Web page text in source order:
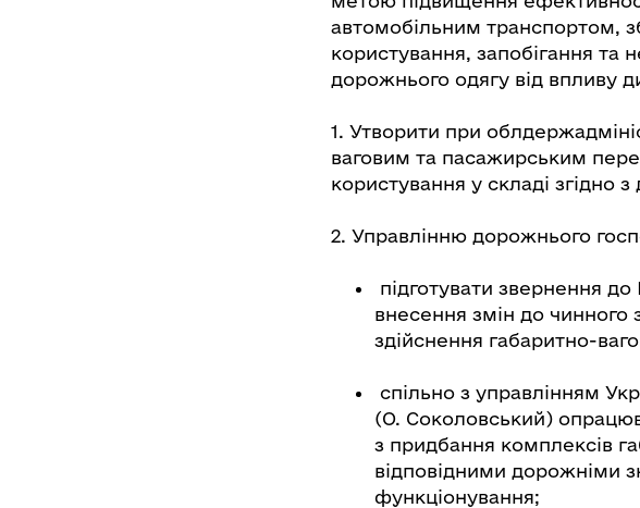
автомобільним транспортом,
користування, запобігання та
дорожнього одягу від впливу
1. Утворити при
ваговим та пасажирським
користування у складі згідно
2. Управлінню дорожнього
підготувати звернення
внесення змін до чинного
здійснення габаритно-
спільно з управлінням
(О. Соколовський)
з придбання комплексів
відповідними дорожніми
функціонування;